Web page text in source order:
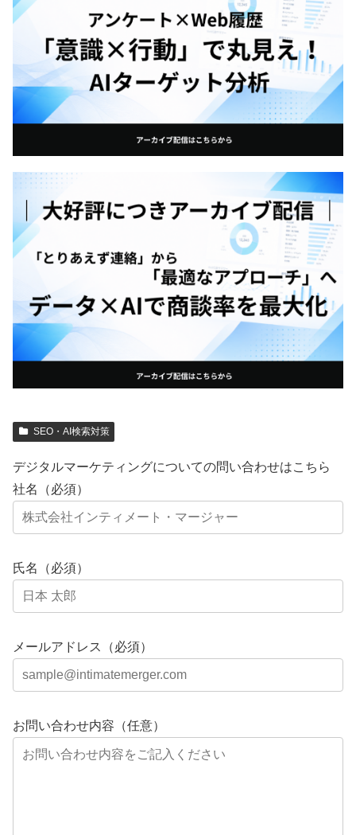
SEO・AI検索対策
デジタルマーケティングについての問い合わせはこちら
社名（必須）
氏名（必須）
メールアドレス（必須）
お問い合わせ内容（任意）